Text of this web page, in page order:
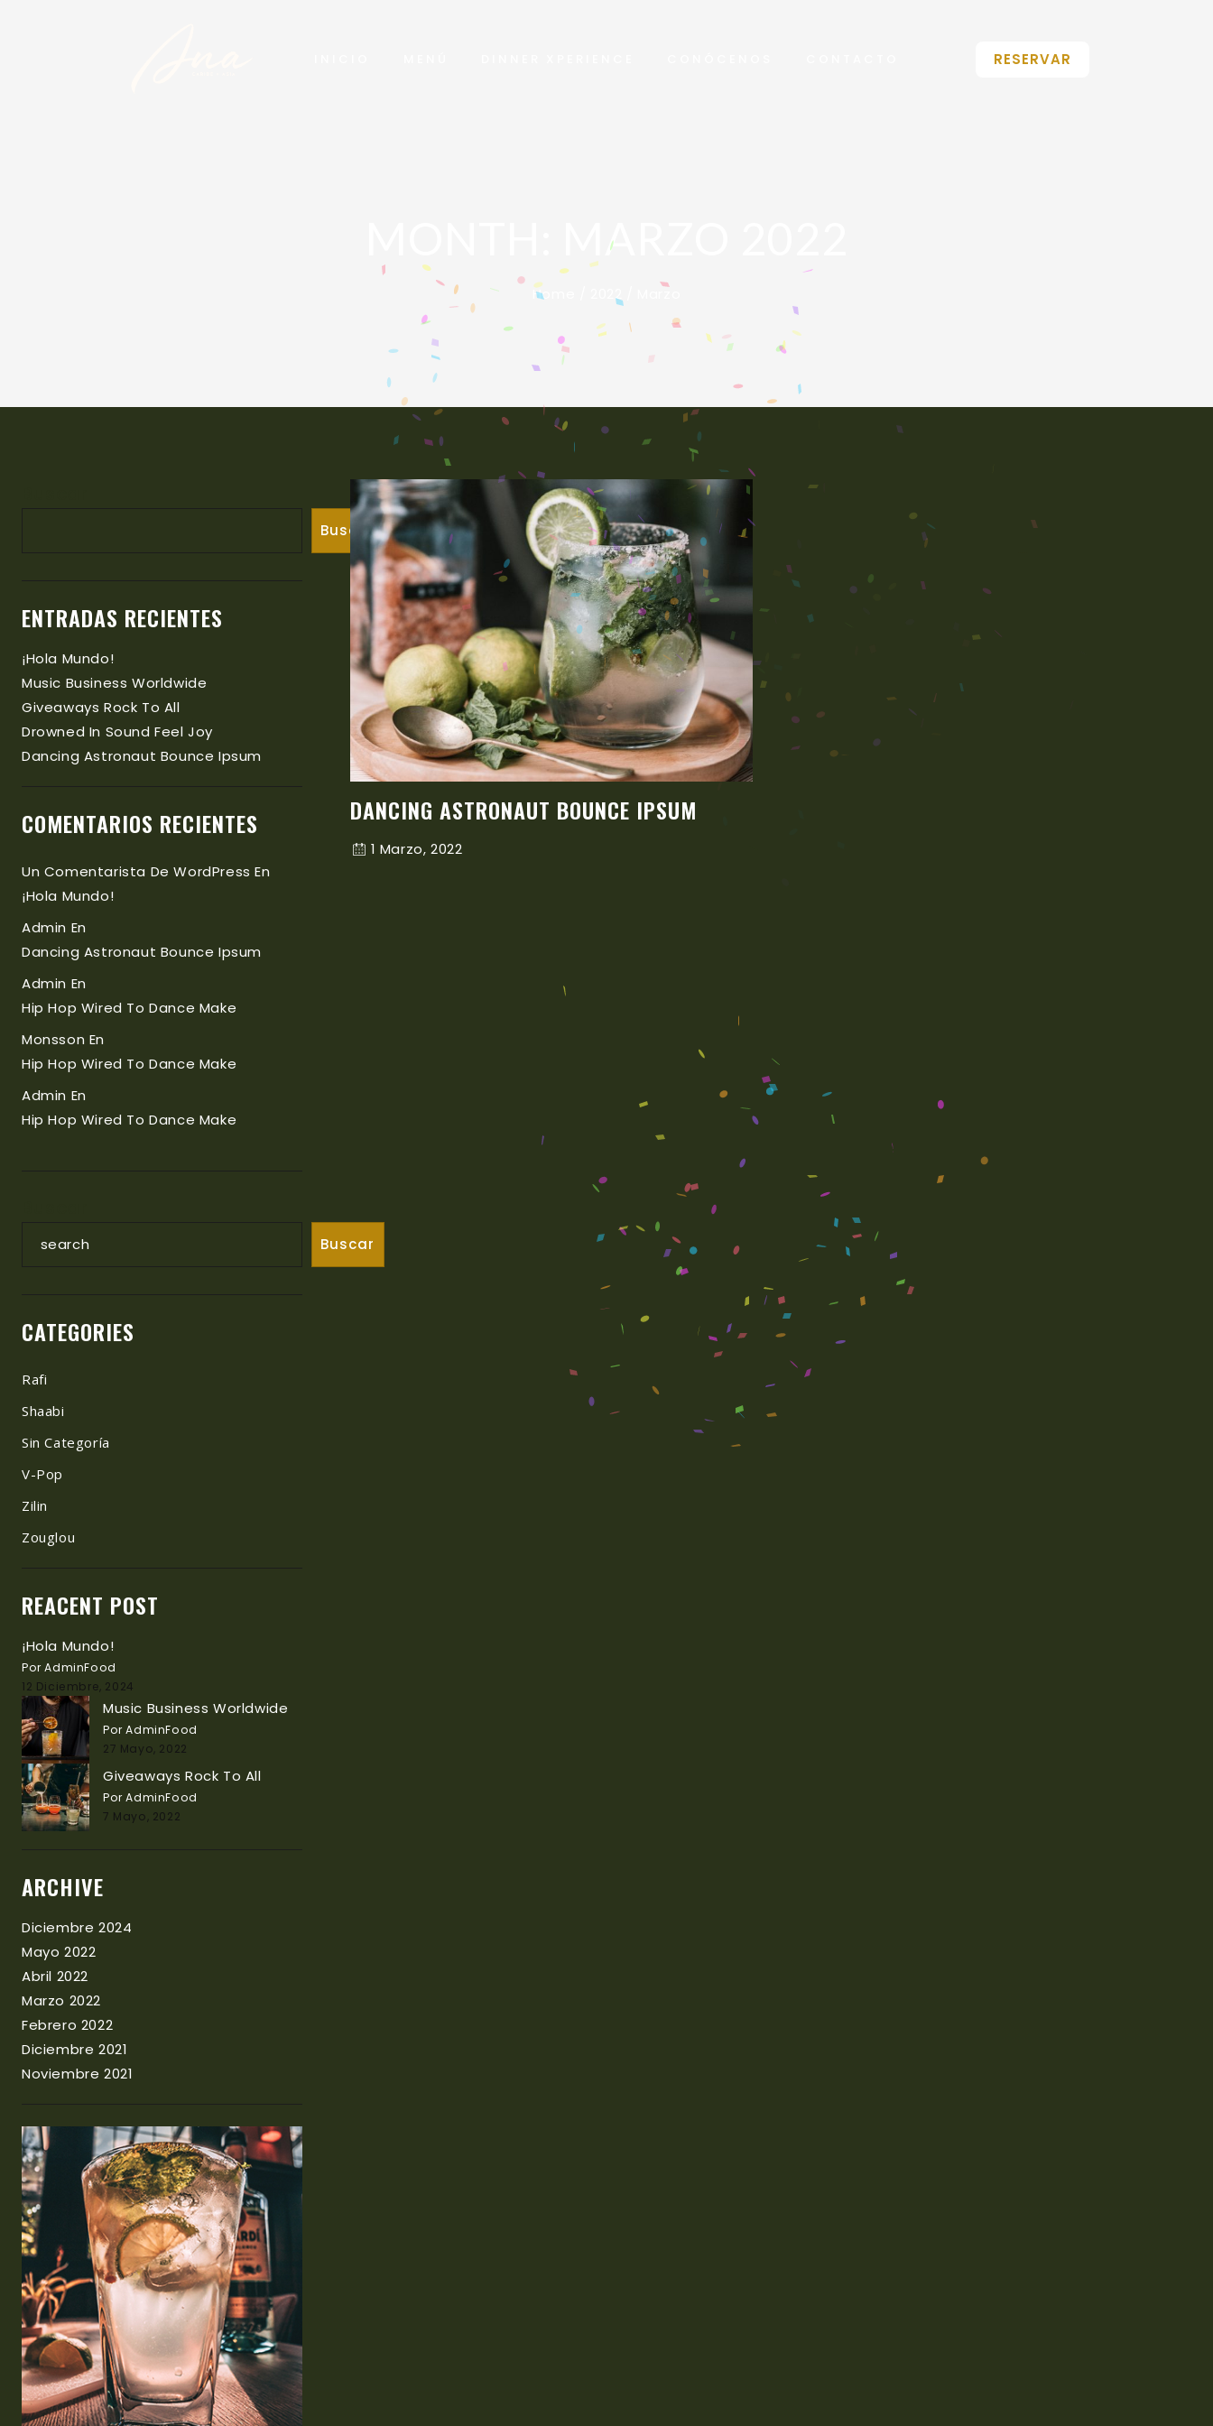
RESERVAR
MONTH: MARZO 2022
Home 2022
DANCING ASTRONAUT BOUNCE IPSUM
1 Marzo, 2022
Buscar
ENTRADAS RECIENTES
¡Hola Mundo!
Music Business Worldwide
Giveaways Rock To All
Drowned In Sound Feel Joy
Dancing Astronaut Bounce Ipsum
COMENTARIOS RECIENTES
Un Comentarista De WordPress En
¡Hola Mundo!
Admin En
Dancing Astronaut Bounce Ipsum
Admin En
Hip Hop Wired To Dance Make
Monsson En
Hip Hop Wired To Dance Make
Admin En
Hip Hop Wired To Dance Make
Buscar
CATEGORIES
Rafi
Shaabi
Sin Categoría
V-Pop
Zilin
Zouglou
REACENT POST
¡Hola Mundo!
Por AdminFood
12 Diciembre, 2024
Music Business Worldwide
Por AdminFood
27 Mayo, 2022
Giveaways Rock To All
Por AdminFood
7 Mayo, 2022
ARCHIVE
Diciembre 2024
Mayo 2022
Abril 2022
Marzo 2022
Febrero 2022
Diciembre 2021
Noviembre 2021